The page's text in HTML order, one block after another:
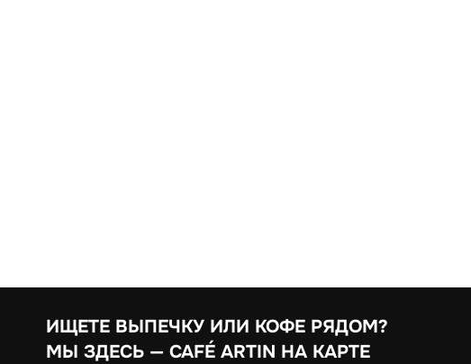
ИЩЕТЕ ВЫПЕЧКУ ИЛИ КОФЕ РЯДОМ?
МЫ ЗДЕСЬ — CAFÉ ARTIN НА КАРТЕ